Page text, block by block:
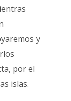
y
por el
islas.